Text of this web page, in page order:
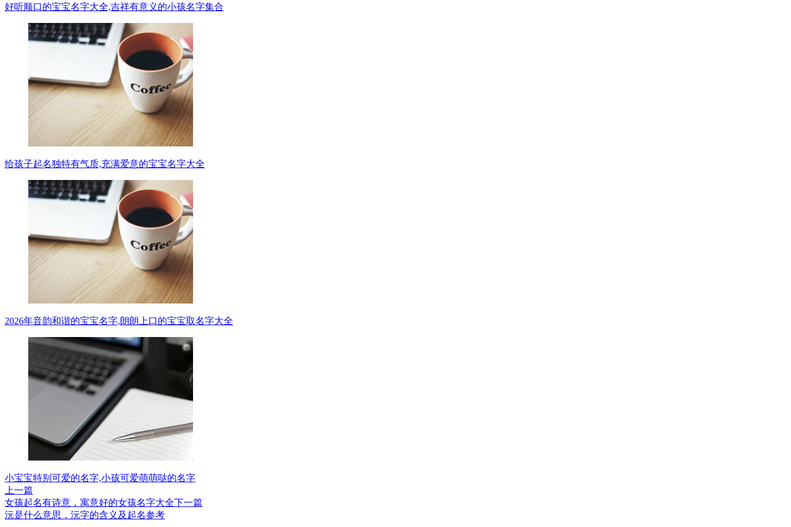
好听顺口的宝宝名字大全,吉祥有意义的小孩名字集合
给孩子起名独特有气质,充满爱意的宝宝名字大全
2026年音韵和谐的宝宝名字,朗朗上口的宝宝取名字大全
小宝宝特别可爱的名字,小孩可爱萌萌哒的名字
上一篇
女孩起名有诗意，寓意好的女孩名字大全下一篇
沅是什么意思，沅字的含义及起名参考